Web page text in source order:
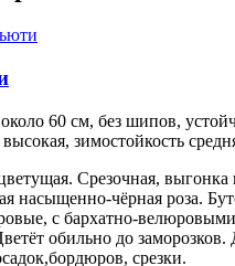
60 см, без шипов,
зимостойкость
Срезочная, выгонка
насыщенно-чёрная роза.
с бархатно-велюровыми
обильно до заморозков.
срезки.